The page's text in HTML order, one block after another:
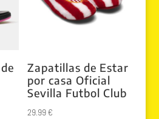
Zapatillas de Estar
por casa Oficial
Sevilla Futbol Club
29.99€